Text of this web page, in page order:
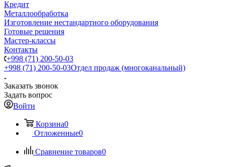
Кредит
Металлообработка
Изготовление нестандартного оборудования
Готовые решения
Мастер-классы
Контакты
+998 (71) 200-50-03
+998 (71) 200-50-03Отдел продаж (многоканальный)
Заказать звонок
Задать вопрос
Войти
Корзина0
Отложенные0
Сравнение товаров0